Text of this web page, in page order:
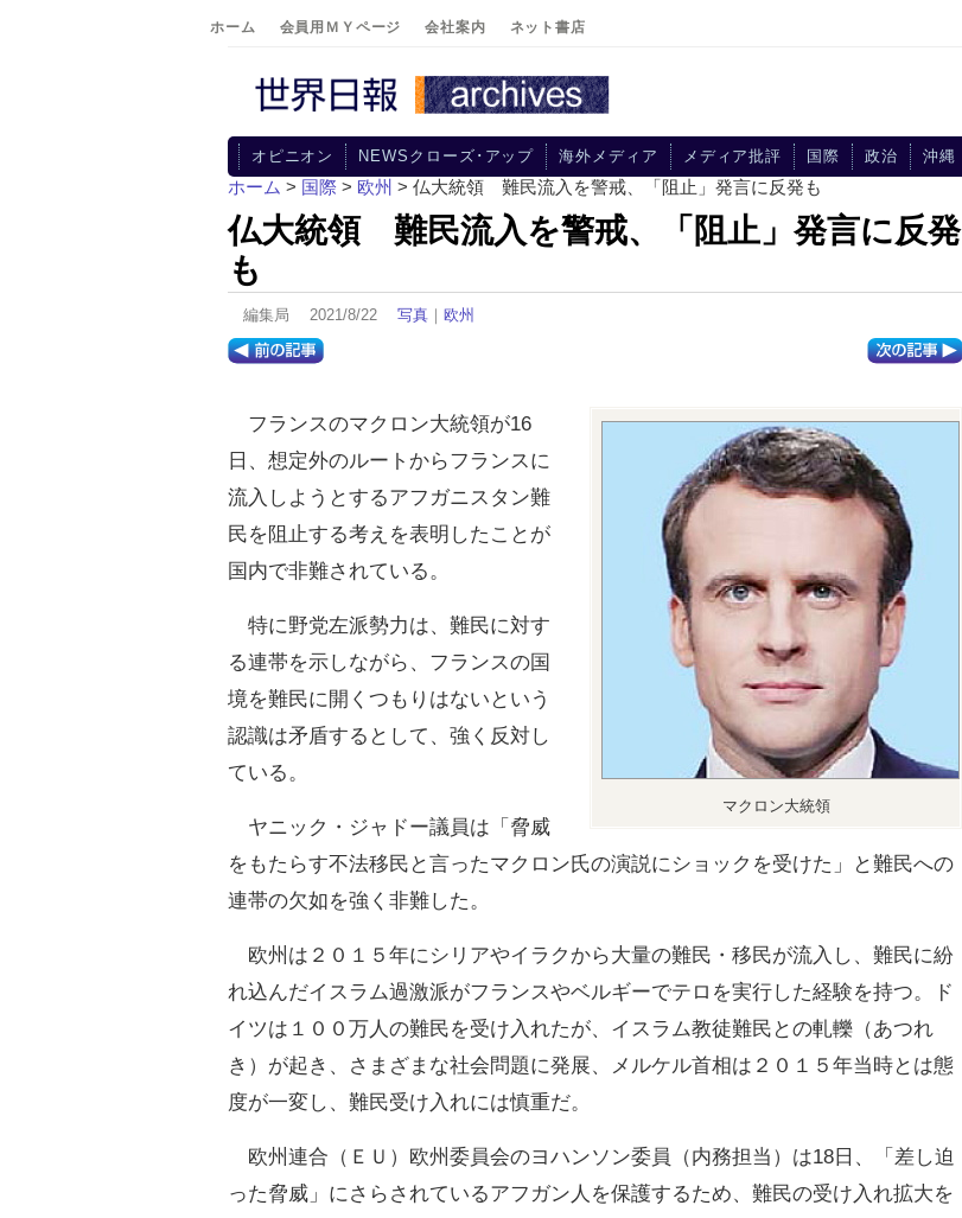
ホーム 会員用ＭＹページ 会社案内 ネット書店
オピニオン NEWSクローズ･アップ 海外メディア メディア批評 国際 政治 沖縄
ホーム > 国際 > 欧州 > 仏大統領 難民流入を警戒、「阻止」発言に反発も
仏大統領 難民流入を警戒、「阻止」発言に反発
も
編集局 2021/8/22 写真 ｜ 欧州
マクロン大統領
フランスのマクロン大統領が16
日、想定外のルートからフランスに
流入しようとするアフガニスタン難
民を阻止する考えを表明したことが
国内で非難されている。
特に野党左派勢力は、難民に対す
る連帯を示しながら、フランスの国
境を難民に開くつもりはないという
認識は矛盾するとして、強く反対し
ている。
ヤニック・ジャドー議員は「脅威
をもたらす不法移民と言ったマクロン氏の演説にショックを受けた」と難民への
連帯の欠如を強く非難した。
欧州は２０１５年にシリアやイラクから大量の難民・移民が流入し、難民に紛
れ込んだイスラム過激派がフランスやベルギーでテロを実行した経験を持つ。ド
イツは１００万人の難民を受け入れたが、イスラム教徒難民との軋轢（あつれ
き）が起き、さまざまな社会問題に発展、メルケル首相は２０１５年当時とは態
度が一変し、難民受け入れには慎重だ。
欧州連合（ＥＵ）欧州委員会のヨハンソン委員（内務担当）は18日、「差し迫
った脅威」にさらされているアフガン人を保護するため、難民の受け入れ拡大を